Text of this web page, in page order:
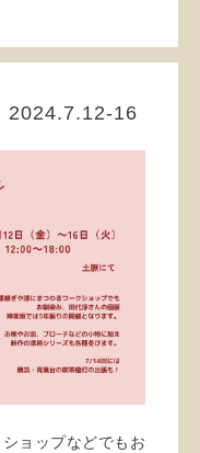
2024.7.12-16
ョップなどでもお